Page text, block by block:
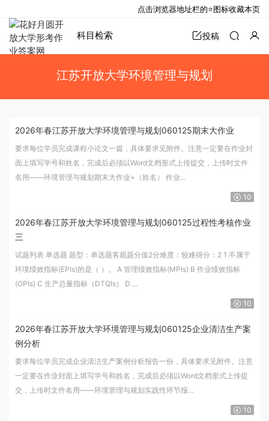
科目检索 投稿
江苏开放大学环境管理与规划
2026年春江苏开放大学环境管理与规划060125期末大作业
要求每位学员完成课程小论文一篇，具体要求见附件。注意一定要在作业封
面上填写学号和姓名，完成后必须以Word文档形式上传提交，上传时文件
名用——环境管理与规划期末大作业+（姓名） 作业...
10
2026年春江苏开放大学环境管理与规划060125过程性考核作业
三
试题列表 单选题 题型：单选题客观题分值2分难度：较难得分：2 1 不属于
环境绩效指标(EPIs)的是（ ）。 A 管理绩效指标(MPIs) B 作业绩效指标
(OPIs) C 生产总量指标（DTQIs） D ...
10
2026年春江苏开放大学环境管理与规划060125企业清洁生产案
例分析
要求每位学员完成企业清洁生产案例分析报告一份，具体要求见附件。注意
一定要在作业封面上填写学号和姓名，完成后必须以Word文档形式上传提
交，上传时文件名用——环境管理与规划实践性环节报...
10
点击浏览器地址栏的⭐图标收藏本页